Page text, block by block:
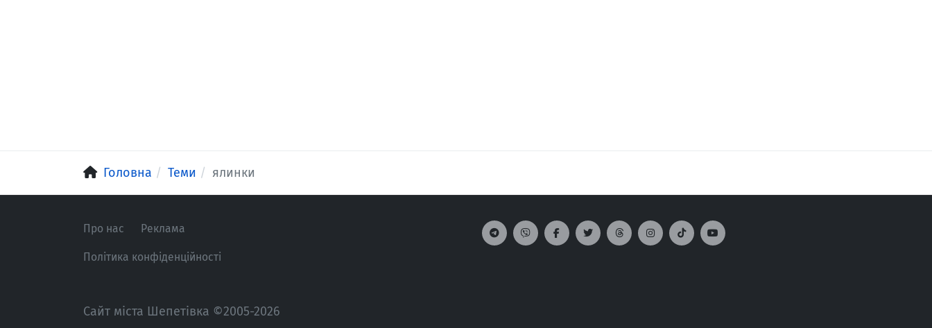
Головна Теми ялинки
Про нас Реклама
Політика конфіденційності
Сайт міста Шепетівка ©2005-2026